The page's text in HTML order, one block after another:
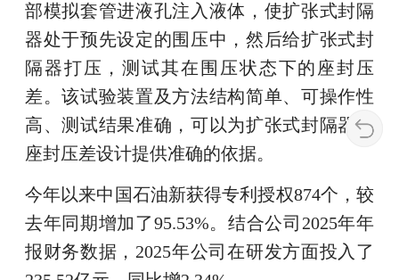
部模拟套管进液孔注入液体，使扩张式封隔
器处于预先设定的围压中，然后给扩张式封
隔器打压，测试其在围压状态下的座封压
差。该试验装置及方法结构简单、可操作性
高、测试结果准确，可以为扩张式封隔器的
座封压差设计提供准确的依据。
今年以来中国石油新获得专利授权874个，较
去年同期增加了95.53%。结合公司2025年年
报财务数据，2025年公司在研发方面投入了